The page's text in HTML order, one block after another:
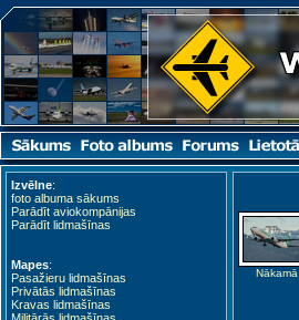
Izvēlne:
foto albuma sākums
Parādīt aviokompānijas
Parādīt lidmašīnas
Mapes:
Pasažieru lidmašīnas
Privātās lidmašīnas
Kravas lidmašīnas
Nākamā